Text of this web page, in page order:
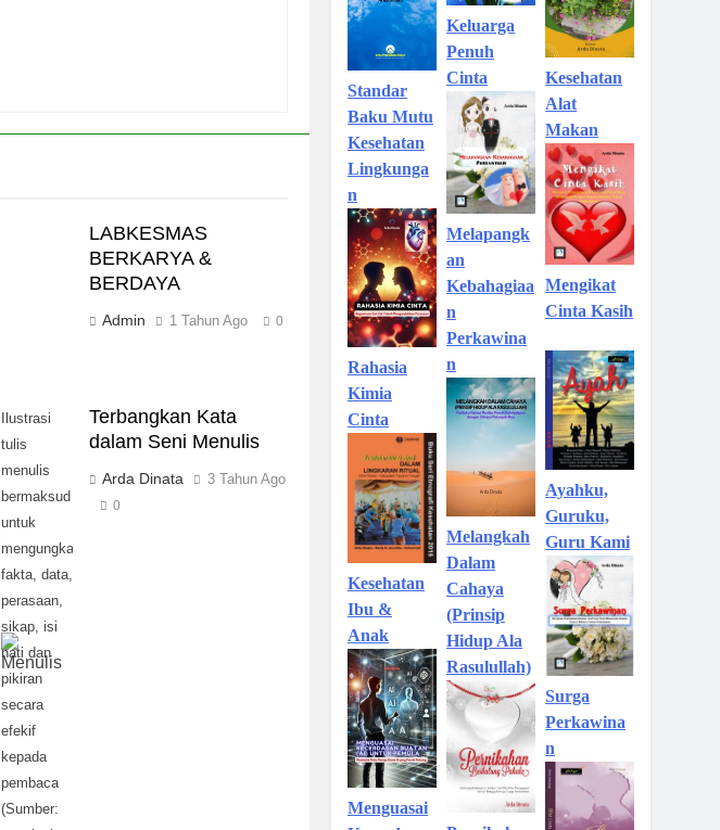
LABKESMAS
BERKARYA &
BERDAYA
Admin 1 Tahun Ago 0
Ilustrasi
tulis
menulis
bermaksud
untuk
mengungkapkan
fakta, data,
perasaan,
sikap, isi
hati dan
pikiran
secara
efekif
kepada
pembaca
(Sumber:
Terbangkan Kata
dalam Seni Menulis
Arda Dinata 3 Tahun Ago
0
Standar
Baku Mutu
Kesehatan
Lingkunga
n
Rahasia
Kimia
Cinta
Kesehatan
Ibu &
Anak
Menguasai
Keluarga
Penuh
Cinta
Melapangk
an
Kebahagiaa
n
Perkawina
n
Melangkah
Dalam
Cahaya
(Prinsip
Hidup Ala
Rasulullah)
Kesehatan
Alat
Makan
Mengikat
Cinta Kasih
Ayahku,
Guruku,
Guru Kami
Surga
Perkawina
n